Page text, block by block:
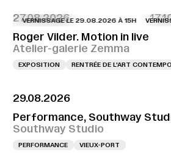
27.08.2026
VERNISSAGE LE 29.08.2026 À 15H
Roger Vilder. Motion in live
Atelier-galerie Zemma
EXPOSITION RENTRÉE DE L'ART
29.08.2026
Performance, Southway
Southway Studio
PERFORMANCE VIEUX-PORT